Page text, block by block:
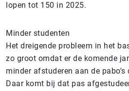
lopen tot 150 in 2025.
Minder studenten
Het dreigende probleem in het
zo groot omdat er de komende
minder afstuderen aan de pabo's
Daar komt bij dat pas